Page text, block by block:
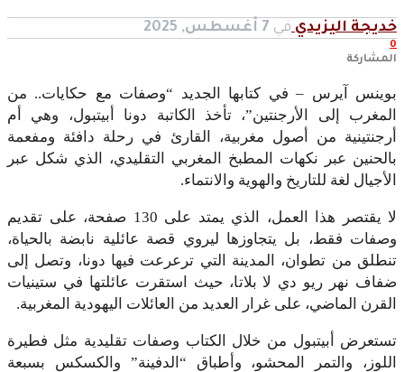
اليزيدي في 7 أغسطس, 2025
آيرس – في كتابها الجديد “وصفات مع حكايات.. من
إلى الأرجنتين”، تأخذ الكاتبة دونا أبيتبول، وهي أم
من أصول مغربية، القارئ في رحلة دافئة ومفعمة
عبر نكهات المطبخ المغربي التقليدي، الذي شكل عبر
لغة للتاريخ والهوية والانتماء.
لا يقتصر هذا العمل، الذي يمتد على 130 صفحة، على تقديم
فقط، بل يتجاوزها ليروي قصة عائلية نابضة بالحياة،
من تطوان، المدينة التي ترعرعت فيها دونا، وتصل إلى
نهر ريو دي لا بلاتا، حيث استقرت عائلتها في ستينيات
الماضي، على غرار العديد من العائلات اليهودية المغربية.
أبيتبول من خلال الكتاب وصفات تقليدية مثل فطيرة
والتمر المحشو، وأطباق “الدفينة” والكسكس بسبعة